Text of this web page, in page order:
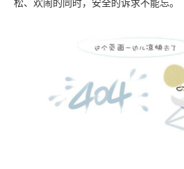
松、欢闹的同时，安全的诉求不能忘。